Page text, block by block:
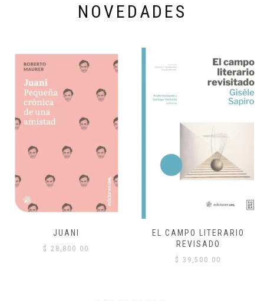
NOVEDADES
JUANI
$ 28,800.00
EL CAMPO LITERARIO
REVISADO
$ 39,500.00